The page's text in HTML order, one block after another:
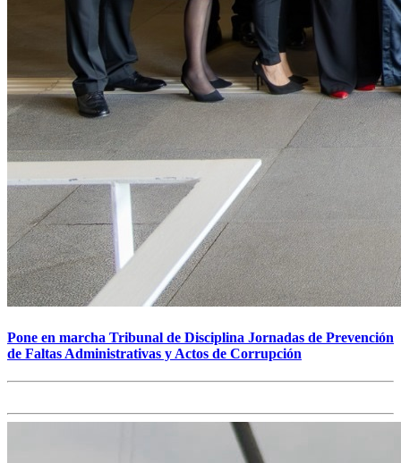
Pone en marcha Tribunal de Disciplina Jornadas de Prevención
de Faltas Administrativas y Actos de Corrupción